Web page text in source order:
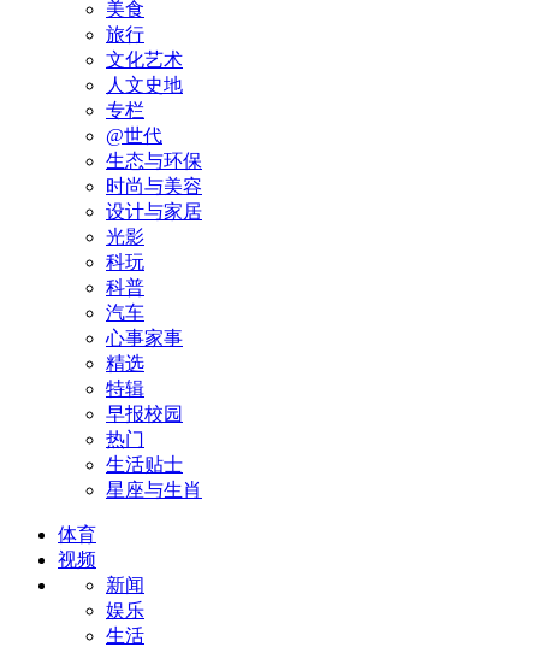
美食
旅行
文化艺术
人文史地
专栏
@世代
生态与环保
时尚与美容
设计与家居
光影
科玩
科普
汽车
心事家事
精选
特辑
早报校园
热门
生活贴士
星座与生肖
体育
视频
新闻
娱乐
生活